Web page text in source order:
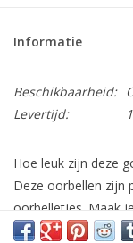
Informatie
Beschikbaarheid:
Levertijd:
Hoe leuk zijn deze
Deze oorbellen zijn
oorbelletjes. Maak
Gold/silver plated &